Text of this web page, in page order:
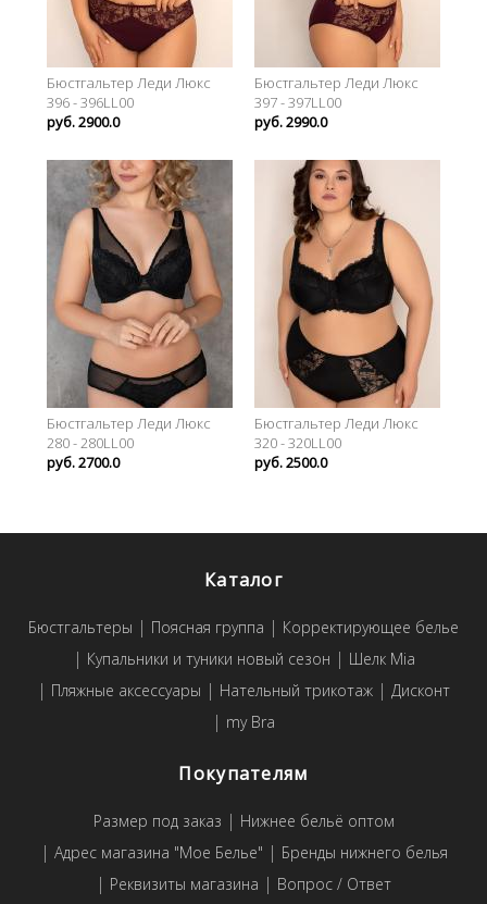
Бюстгальтер Леди Люкс
396 - 396LL00
руб. 2900.0
Бюстгальтер Леди Люкс
397 - 397LL00
руб. 2990.0
Бюстгальтер Леди Люкс
280 - 280LL00
руб. 2700.0
Бюстгальтер Леди Люкс
320 - 320LL00
руб. 2500.0
Каталог
Бюстгальтеры Поясная группа
Корректирующее белье
Купальники и туники новый сезон
Шелк Mia
Пляжные аксессуары
Нательный трикотаж
Дисконт
my Bra
Покупателям
Размер под заказ
Нижнее бельё оптом
Адрес магазина "Мое Белье"
Бренды нижнего белья
Реквизиты магазина
Вопрос / Ответ